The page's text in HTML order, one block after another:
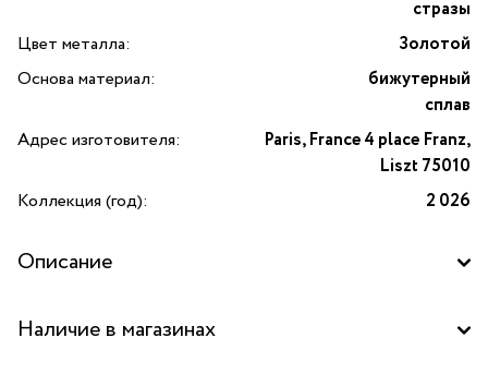
стразы
Цвет металла:
Золотой
Основа материал:
бижутерный
сплав
Адрес изготовителя:
Paris, France 4 place Franz,
Liszt 75010
Коллекция (год):
2 026
Описание
изысканный аксессуар для ценителей утончённого стиля
Наличие в магазинах